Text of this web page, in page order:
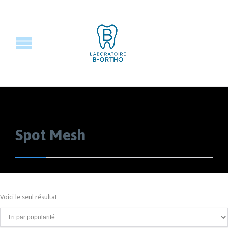
Spot Mesh
Voici le seul résultat